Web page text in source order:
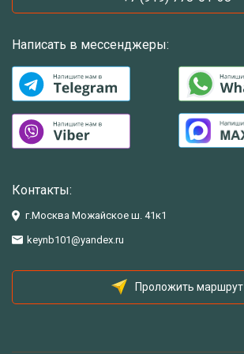
Написать в мессенджеры:
Контакты:
г.Москва Можайское ш. 41к1
keynb101@yandex.ru
Проложить маршрут